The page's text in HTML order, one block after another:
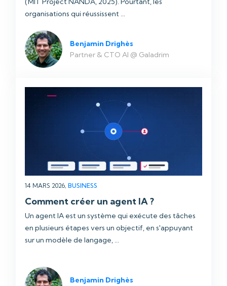
organisations qui réussissent ...
Benjamin Drighès
Partner & CTO AI @ Galadrim
14 MARS 2026, BUSINESS
Comment créer un agent IA ?
Un agent IA est un système qui exécute des tâches
en plusieurs étapes vers un objectif, en s'appuyant
sur un modèle de langage, ...
Benjamin Drighès